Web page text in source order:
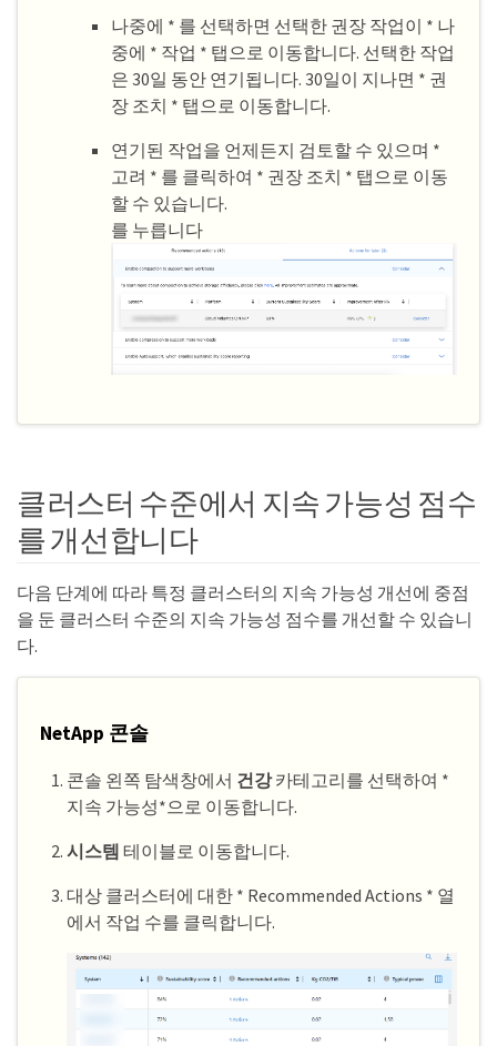
나중에 * 를 선택하면 선택한 권장 작업이 * 나
중에 * 작업 * 탭으로 이동합니다. 선택한 작업
은 30일 동안 연기됩니다. 30일이 지나면 * 권
장 조치 * 탭으로 이동합니다.
연기된 작업을 언제든지 검토할 수 있으며 *
고려 * 를 클릭하여 * 권장 조치 * 탭으로 이동
할 수 있습니다.
를 누릅니다
클러스터 수준에서 지속 가능성 점수
를 개선합니다
다음 단계에 따라 특정 클러스터의 지속 가능성 개선에 중점
을 둔 클러스터 수준의 지속 가능성 점수를 개선할 수 있습니
다.
NetApp 콘솔
콘솔 왼쪽 탐색창에서 건강카테고리를 선택하여 *
지속 가능성*으로 이동합니다.
시스템 테이블로 이동합니다.
대상 클러스터에 대한 * Recommended Actions * 열
에서 작업 수를 클릭합니다.